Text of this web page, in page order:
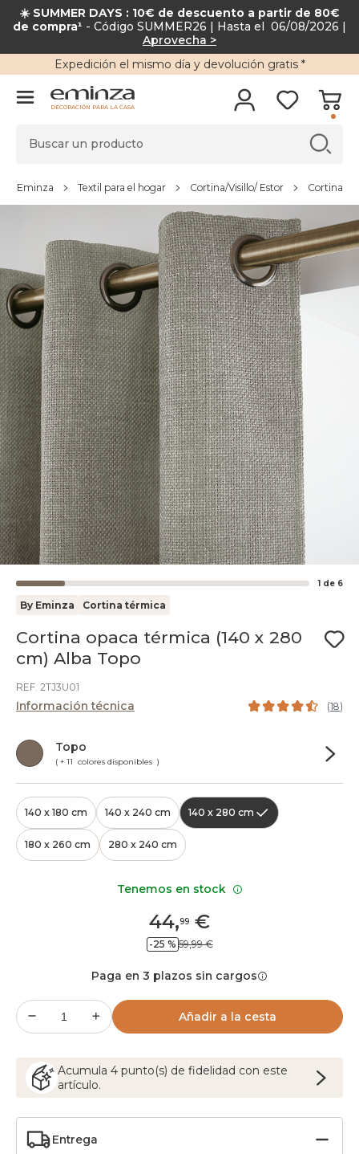
☀️ SUMMER DAYS : 10€ de descuento a partir de 80€
de compra¹ - Código SUMMER26 | Hasta el 06/08/2026 |
Aprovecha >
Expedición el mismo día y devolución gratis*
DECORACIÓN PARA LA CASA
Eminza Textil para el hogar Cortina/Visillo/ Estor Cortina
1 de 6
By Eminza Cortina térmica
Cortina opaca térmica (140 x 280
cm) Alba Topo
REF. 2TJ3U01
Información técnica (18)
Topo
( + 11 colores disponibles )
140 x 180 cm 140 x 240 cm 140 x 280 cm
180 x 260 cm 280 x 240 cm
44,99 €
-25 % 59,99 €
Paga en 3 plazos sin cargos
Añadir a la cesta
Acumula 4 punto(s) de fidelidad con este
artículo.
Entrega